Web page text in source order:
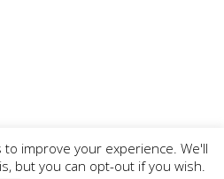
improve your experience. We'll
but you can opt-out if you wish.